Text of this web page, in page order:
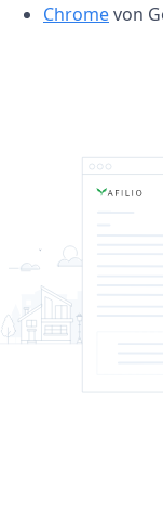
Chromevon